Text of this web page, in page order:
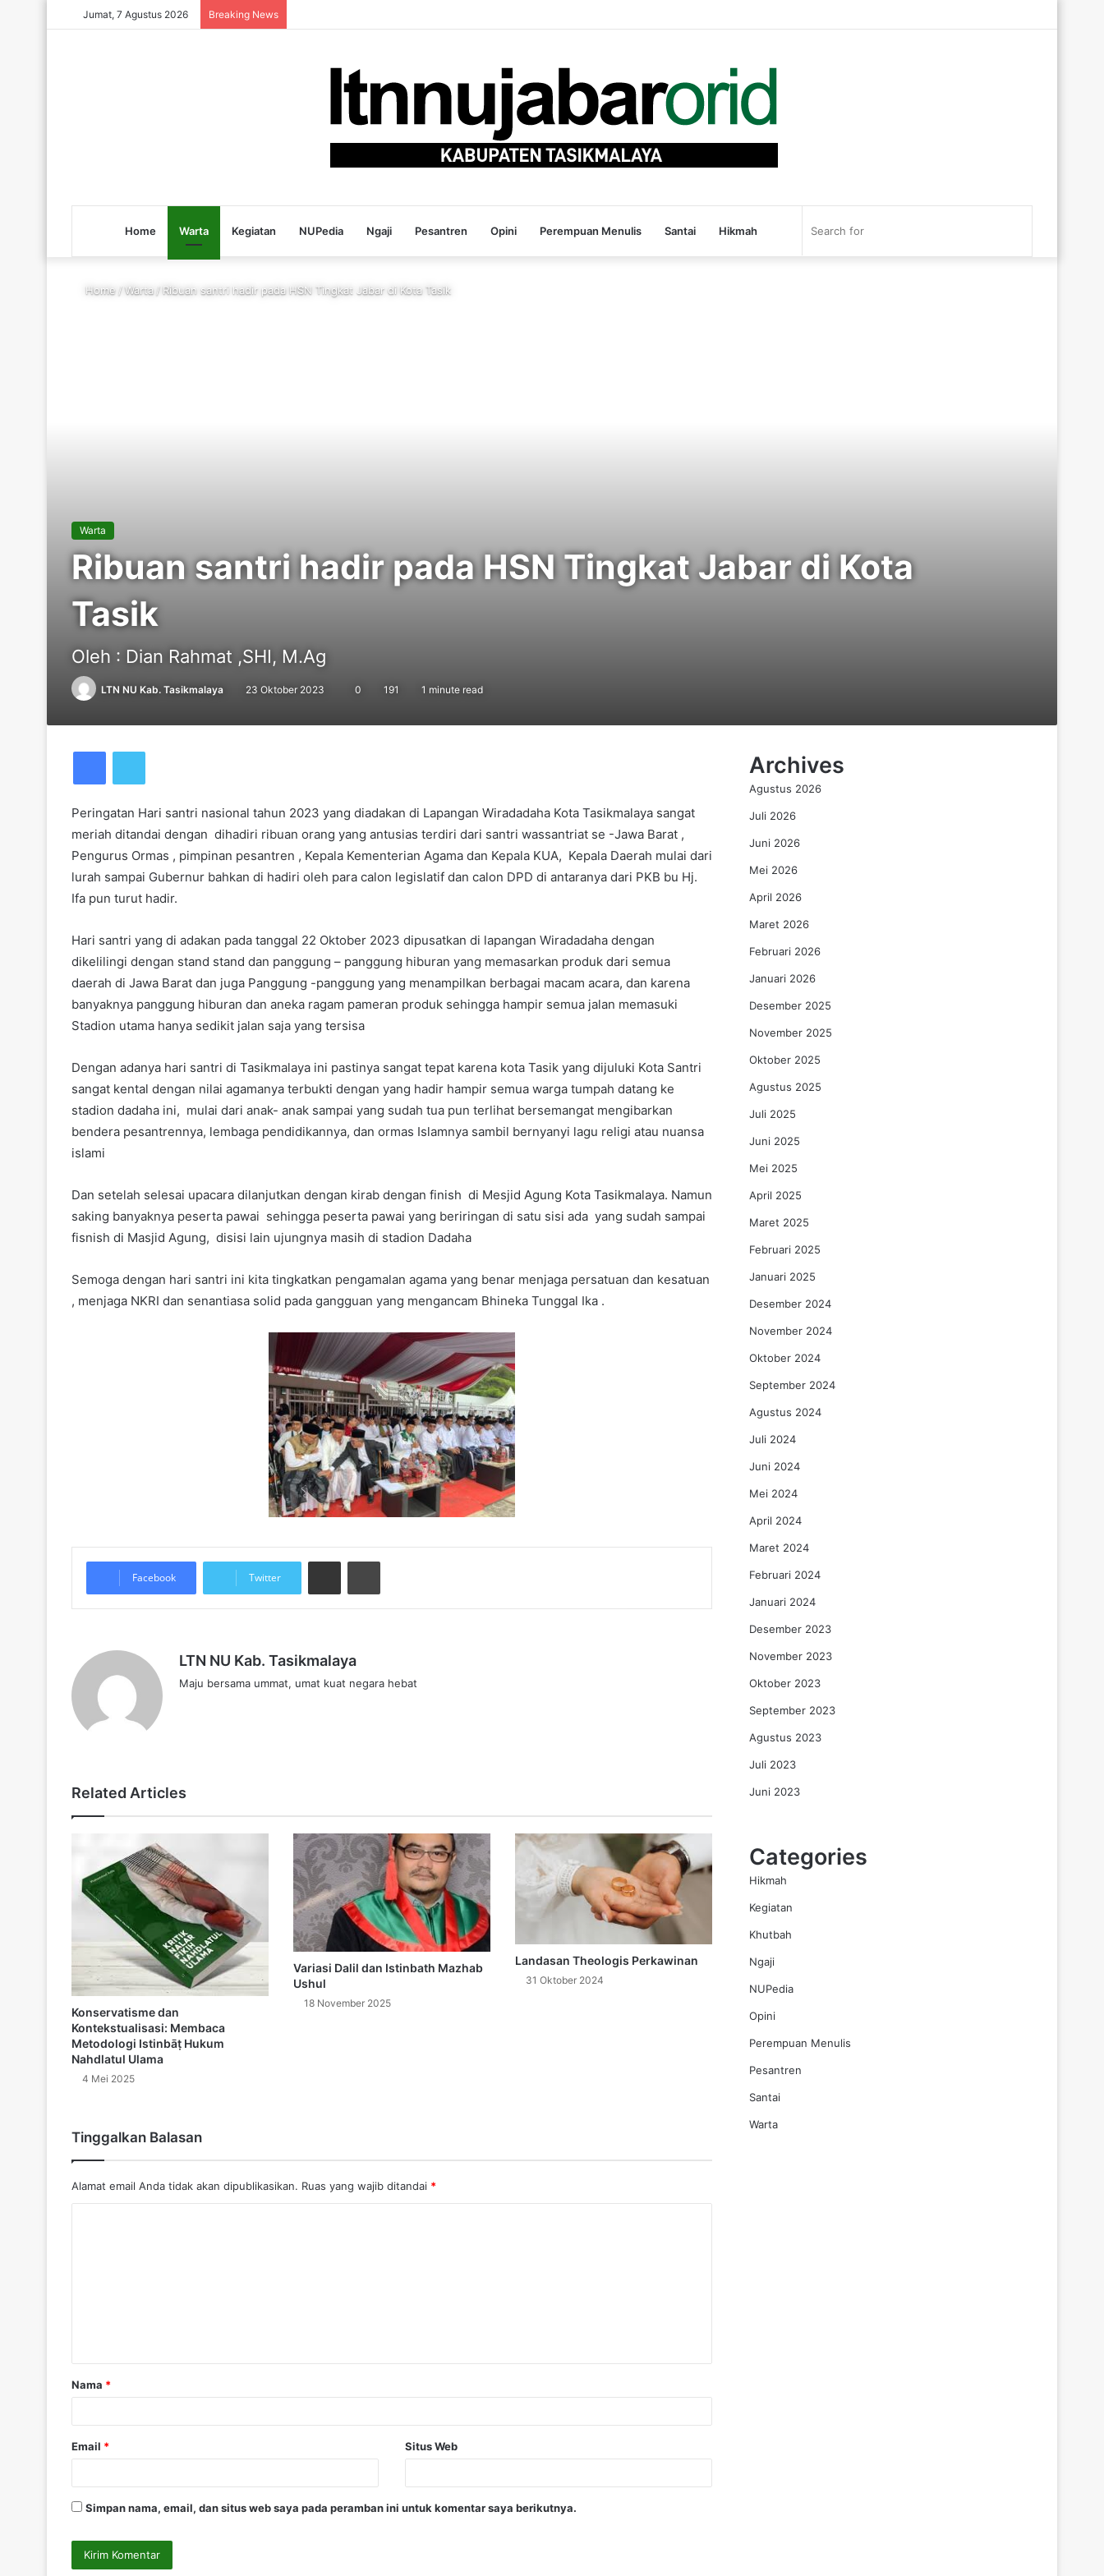
Jumat, 7 Agustus 2026 Breaking News
Home Warta Kegiatan NUPedia Ngaji Pesantren Opini Perempuan Menulis Santai Hikmah RSS
Home/Warta/Ribuan santri hadir pada HSN Tingkat Jabar di Kota Tasik
Warta
Ribuan santri hadir pada HSN Tingkat Jabar di Kota
Tasik
Oleh : Dian Rahmat ,SHI, M.Ag
LTN NU Kab. Tasikmalaya 23 Oktober 2023 0 191 1 minute read
Peringatan Hari santri nasional tahun 2023 yang diadakan di Lapangan Wiradadaha Kota Tasikmalaya sangat
meriah ditandai dengan dihadiri ribuan orang yang antusias terdiri dari santri wassantriat se -Jawa Barat ,
Pengurus Ormas , pimpinan pesantren , Kepala Kementerian Agama dan Kepala KUA, Kepala Daerah mulai dari
lurah sampai Gubernur bahkan di hadiri oleh para calon legislatif dan calon DPD di antaranya dari PKB bu Hj.
Ifa pun turut hadir.
Hari santri yang di adakan pada tanggal 22 Oktober 2023 dipusatkan di lapangan Wiradadaha dengan
dikelilingi dengan stand stand dan panggung – panggung hiburan yang memasarkan produk dari semua
daerah di Jawa Barat dan juga Panggung -panggung yang menampilkan berbagai macam acara, dan karena
banyaknya panggung hiburan dan aneka ragam pameran produk sehingga hampir semua jalan memasuki
Stadion utama hanya sedikit jalan saja yang tersisa
Dengan adanya hari santri di Tasikmalaya ini pastinya sangat tepat karena kota Tasik yang dijuluki Kota Santri
sangat kental dengan nilai agamanya terbukti dengan yang hadir hampir semua warga tumpah datang ke
stadion dadaha ini, mulai dari anak- anak sampai yang sudah tua pun terlihat bersemangat mengibarkan
bendera pesantrennya, lembaga pendidikannya, dan ormas Islamnya sambil bernyanyi lagu religi atau nuansa
islami
Dan setelah selesai upacara dilanjutkan dengan kirab dengan finish di Mesjid Agung Kota Tasikmalaya. Namun
saking banyaknya peserta pawai sehingga peserta pawai yang beriringan di satu sisi ada yang sudah sampai
fisnish di Masjid Agung, disisi lain ujungnya masih di stadion Dadaha
Semoga dengan hari santri ini kita tingkatkan pengamalan agama yang benar menjaga persatuan dan kesatuan
, menjaga NKRI dan senantiasa solid pada gangguan yang mengancam Bhineka Tunggal Ika .
Facebook Twitter
LTN NU Kab. Tasikmalaya
Maju bersama ummat, umat kuat negara hebat
Related Articles
Konservatisme dan
Kontekstualisasi: Membaca
Metodologi Istinbāṭ Hukum
Nahdlatul Ulama
4 Mei 2025
Variasi Dalil dan Istinbath Mazhab
Ushul
18 November 2025
Landasan Theologis Perkawinan
31 Oktober 2024
Tinggalkan Balasan
Alamat email Anda tidak akan dipublikasikan. Ruas yang wajib ditandai *
a
r
Nama *
Email * Situs Web
Simpan nama, email, dan situs web saya pada peramban ini untuk komentar saya berikutnya.
Archives
Agustus 2026
Juli 2026
Juni 2026
Mei 2026
April 2026
Maret 2026
Februari 2026
Januari 2026
Desember 2025
November 2025
Oktober 2025
Agustus 2025
Juli 2025
Juni 2025
Mei 2025
April 2025
Maret 2025
Februari 2025
Januari 2025
Desember 2024
November 2024
Oktober 2024
September 2024
Agustus 2024
Juli 2024
Juni 2024
Mei 2024
April 2024
Maret 2024
Februari 2024
Januari 2024
Desember 2023
November 2023
Oktober 2023
September 2023
Agustus 2023
Juli 2023
Juni 2023
Categories
Hikmah
Kegiatan
Khutbah
Ngaji
NUPedia
Opini
Perempuan Menulis
Pesantren
Santai
Warta